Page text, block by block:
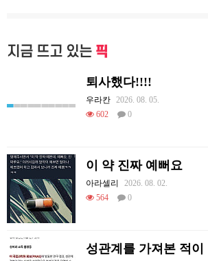
지금 뜨고 있는 픽
퇴사했다!!!!
우라칸 2026. 08. 05.
602
0
이 약 진짜 예뻐요
아라셀리
2026. 08. 02.
564
0